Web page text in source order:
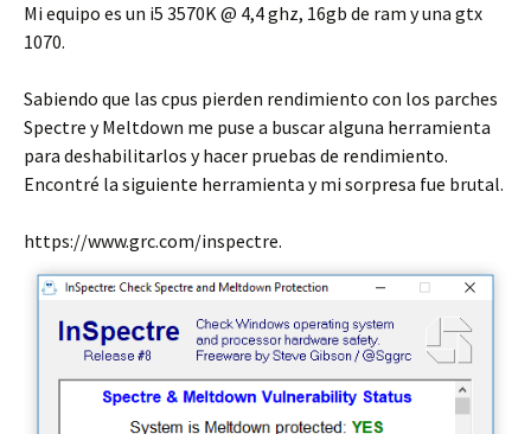
Mi equipo es un i5 3570K @ 4,4 ghz, 16gb de ram y una gtx
1070.
Sabiendo que las cpus pierden rendimiento con los parches
Spectre y Meltdown me puse a buscar alguna herramienta
para deshabilitarlos y hacer pruebas de rendimiento.
Encontré la siguiente herramienta y mi sorpresa fue brutal.
https://www.grc.com/inspectre.